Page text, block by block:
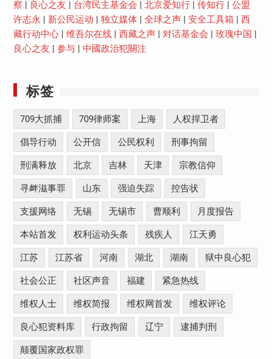
察 | 良心之友 | 台湾民主基金会 | 北京爱知行| 传知行| 公盟
许志永 | 新公民运动 | 独立媒体| 全球之声| 安全工具箱 | 西
藏行动中心| 维吾尔在线| 西藏之声| 对话基金会 | 玫瑰中国 |
良心之友 | 参与| 中國政治犯關注
标签
709大抓捕 709律师案 上海 人权捍卫者
倡导行动 公开信 公民权利 刑事拘留
刑满释放 北京 吉林 天津 宗教信仰
寻衅滋事罪 山东 强迫失踪 控告状
支援网络 无锡 无锡市 曹顺利 月度报告
本站首发 权利运动头条 残疾人 江天勇
江苏 江苏省 河南 湖北 湖南 狱中良心犯
社会公正 社区声音 福建 紧急热线
维权人士 维权简报 维权网首发 维权评论
良心犯资料库 行政拘留 辽宁 逮捕判刑
颠覆国家政权罪